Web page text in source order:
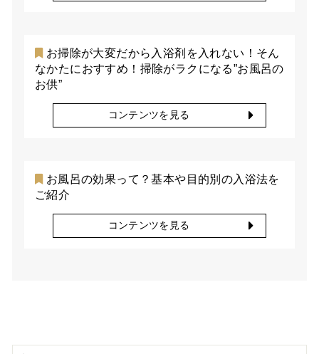
お掃除が大変だから入浴剤を入れない！そん
なかたにおすすめ！掃除がラクになる”お風呂の
お供”
コンテンツを見る
お風呂の効果って？基本や目的別の入浴法を
ご紹介
コンテンツを見る